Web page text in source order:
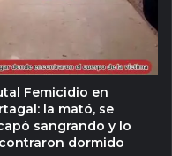
Femicidio en
la mató, se
sangrando y lo
dormido